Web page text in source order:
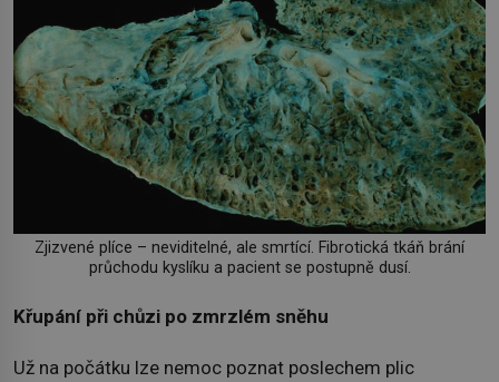
Zjizvené plíce – neviditelné, ale smrtící. Fibrotická tkáň brání
průchodu kyslíku a pacient se postupně dusí.
Křupání při chůzi po zmrzlém sněhu
Už na počátku lze nemoc poznat poslechem plic